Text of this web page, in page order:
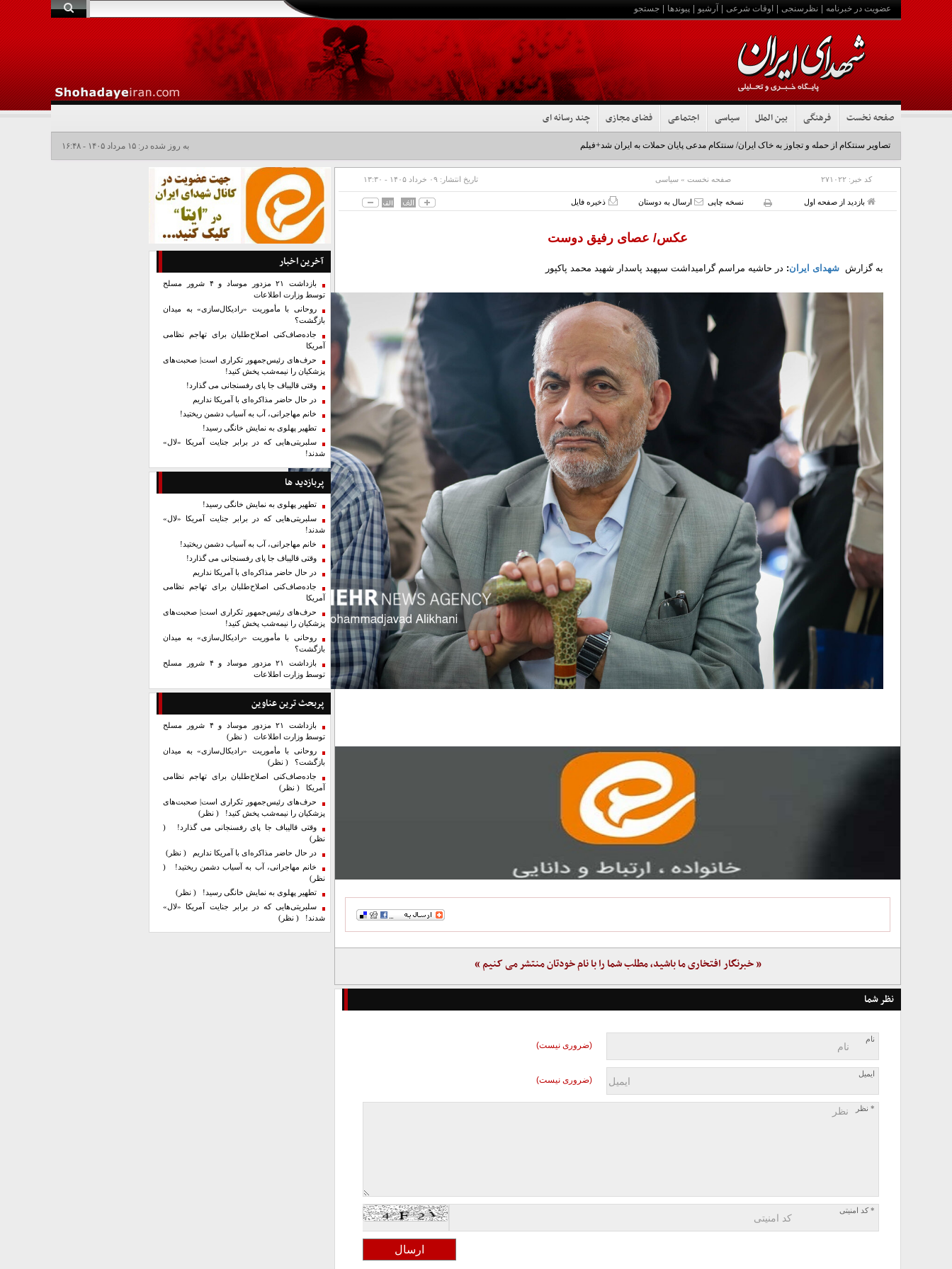
عضویت در خبرنامه نظرسنجی اوقات شرعی آرشیو پیوندها جستجو
صفحه نخست فرهنگی بین الملل سیاسی اجتماعی فضای مجازی چند رسانه ای
به روز شده در: ۱۵ مرداد ۱۴۰۵ - ۱۶:۴۸
کد خبر: ۲۷۱۰۲۲ صفحه نخست »سیاسی تاریخ انتشار: ۰۹ خرداد ۱۴۰۵ - ۱۳:۳۰
بازدید از صفحه اول نسخه چاپی ارسال به دوستان ذخیره فایل
عکس/ عصای رفیق دوست
به گزارش شهدای ایران: در حاشیه مراسم گرامیداشت سپهبد پاسدار شهید محمد پاکپور
« خبرنگار افتخاری ما باشید، مطلب شما را با نام خودتان منتشر می کنیم »
نظر شما
نام
(ضروری نیست)
ایمیل
(ضروری نیست)
* نظر
* کد امنیتی
آخرین اخبار
بازداشت ۲۱ مزدور موساد و ۴ شرور مسلح
توسط وزارت اطلاعات
روحانی با مأموریت «رادیکال‌سازی» به میدان
بازگشت؟
جاده‌صاف‌کنی اصلاح‌طلبان برای تهاجم نظامی
آمریکا
حرف‌های رئیس‌جمهور تکراری است| صحبت‌های
پزشکیان را نیمه‌شب پخش کنید!
وقتی قالیباف جا پای رفسنجانی می گذارد!
در حال حاضر مذاکره‌ای با آمریکا نداریم
خانم مهاجرانی، آب به آسیاب دشمن ریختید!
تطهیر پهلوی به نمایش خانگی رسید!
سلبریتی‌هایی که در برابر جنایت آمریکا «لال»
شدند!
پربازدید ها
تطهیر پهلوی به نمایش خانگی رسید!
سلبریتی‌هایی که در برابر جنایت آمریکا «لال»
شدند!
خانم مهاجرانی، آب به آسیاب دشمن ریختید!
وقتی قالیباف جا پای رفسنجانی می گذارد!
در حال حاضر مذاکره‌ای با آمریکا نداریم
جاده‌صاف‌کنی اصلاح‌طلبان برای تهاجم نظامی
آمریکا
حرف‌های رئیس‌جمهور تکراری است| صحبت‌های
پزشکیان را نیمه‌شب پخش کنید!
روحانی با مأموریت «رادیکال‌سازی» به میدان
بازگشت؟
بازداشت ۲۱ مزدور موساد و ۴ شرور مسلح
توسط وزارت اطلاعات
پربحث ترین عناوین
بازداشت ۲۱ مزدور موساد و ۴ شرور مسلح
توسط وزارت اطلاعات ( نظر)
روحانی با مأموریت «رادیکال‌سازی» به میدان
بازگشت؟ ( نظر)
جاده‌صاف‌کنی اصلاح‌طلبان برای تهاجم نظامی
آمریکا ( نظر)
حرف‌های رئیس‌جمهور تکراری است| صحبت‌های
پزشکیان را نیمه‌شب پخش کنید! ( نظر)
وقتی قالیباف جا پای رفسنجانی می گذارد! (
نظر)
در حال حاضر مذاکره‌ای با آمریکا نداریم ( نظر)
خانم مهاجرانی، آب به آسیاب دشمن ریختید! (
نظر)
تطهیر پهلوی به نمایش خانگی رسید! ( نظر)
سلبریتی‌هایی که در برابر جنایت آمریکا «لال»
شدند! ( نظر)